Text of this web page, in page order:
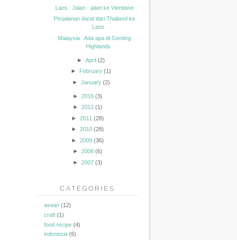
Laos : Jalan - jalan ke Vientiane
Perjalanan darat dari Thailand ke
Laos
Malaysia : Ada apa di Genting
Highlands
►April (2)
► February (1)
► January (2)
► 2016 (3)
► 2012 (1)
► 2011 (28)
► 2010 (28)
► 2009 (36)
► 2008 (6)
► 2007 (3)
CATEGORIES
asean (12)
craft (1)
food recipe (4)
indonesia (6)